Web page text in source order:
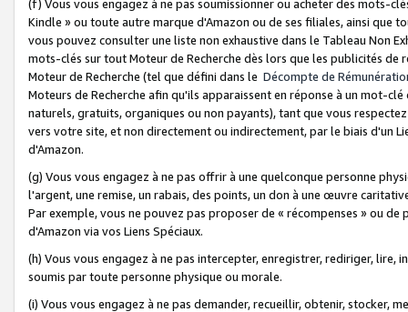
(f) Vous vous engagez à ne pas soumissionner ou acheter des mots-
Kindle » ou toute autre marque d'Amazon ou de ses filiales, ainsi que
vous pouvez consulter une liste non exhaustive dans le Tableau Non
mots-clés sur tout Moteur de Recherche dès lors que les publicités de
Moteur de Recherche (tel que défini dans le Décompte de
Moteurs de Recherche afin qu'ils apparaissent en réponse à un mot-
naturels, gratuits, organiques ou non payants), tant que vous
vers votre site, et non directement ou indirectement, par le biais d'un
d'Amazon.
(g) Vous vous engagez à ne pas offrir à une quelconque personne
l'argent, une remise, un rabais, des points, un don à une œuvre
Par exemple, vous ne pouvez pas proposer de « récompenses » ou
d'Amazon via vos Liens Spéciaux.
(h) Vous vous engagez à ne pas intercepter, enregistrer, rediriger,
soumis par toute personne physique ou morale.
(i) Vous vous engagez à ne pas demander, recueillir, obtenir, stocker,